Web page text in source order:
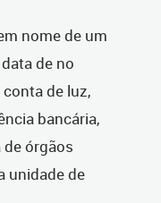
nome de um
de no
de luz,
bancária,
órgãos
unidade de